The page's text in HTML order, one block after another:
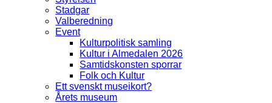
Stadgar
Valberedning
Event
Kulturpolitisk samling
Kultur i Almedalen 2026
Samtidskonsten sporrar
Folk och Kultur
Ett svenskt museikort?
Årets museum